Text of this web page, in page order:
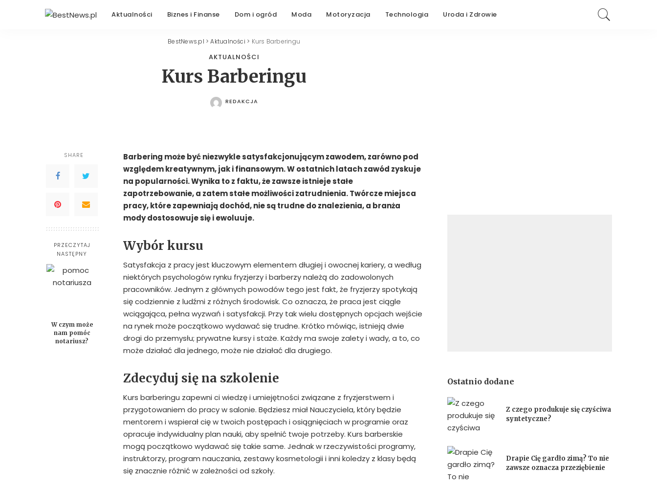
Aktualności Biznes i Finanse Dom i ogród Moda Motoryzacja Technologia Uroda i Zdrowie
BestNews.pl >Aktualności > Kurs Barberingu
AKTUALNOŚCI
Kurs Barberingu
POSTED
REDAKCJA
SHARE
PRZECZYTAJ
NASTĘPNY
W czym może
nam pomóc
notariusz?
Barbering może być niezwykle satysfakcjonującym zawodem, zarówno pod
względem kreatywnym, jak i finansowym. W ostatnich latach zawód zyskuje
na popularności. Wynika to z faktu, że zawsze istnieje stałe
zapotrzebowanie, a zatem stałe możliwości zatrudnienia. Twórcze miejsca
pracy, które zapewniają dochód, nie są trudne do znalezienia, a branża
mody dostosowuje się i ewoluuje.
Wybór kursu
Satysfakcja z pracy jest kluczowym elementem długiej i owocnej kariery, a według
niektórych psychologów rynku fryzjerzy i barberzy należą do zadowolonych
pracowników. Jednym z głównych powodów tego jest fakt, że fryzjerzy spotykają
się codziennie z ludźmi z różnych środowisk. Co oznacza, że praca jest ciągle
wciągająca, pełna wyzwań i satysfakcji. Przy tak wielu dostępnych opcjach wejście
na rynek może początkowo wydawać się trudne. Krótko mówiąc, istnieją dwie
drogi do przemysłu; prywatne kursy i staże. Każdy ma swoje zalety i wady, a to, co
może działać dla jednego, może nie działać dla drugiego.
Zdecyduj się na szkolenie
Kurs barberingu zapewni ci wiedzę i umiejętności związane z fryzjerstwem i
przygotowaniem do pracy w salonie. Będziesz miał Nauczyciela, który będzie
mentorem i wspierał cię w twoich postępach i osiągnięciach w programie oraz
opracuje indywidualny plan nauki, aby spełnić twoje potrzeby. Kurs barberskie
mogą początkowo wydawać się takie same. Jednak w rzeczywistości programy,
instruktorzy, program nauczania, zestawy kosmetologii i inni koledzy z klasy będą
się znacznie różnić w zależności od szkoły.
Ostatnio dodane
Z czego produkuje się czyściwa
syntetyczne?
Drapie Cię gardło zimą? To nie
zawsze oznacza przeziębienie